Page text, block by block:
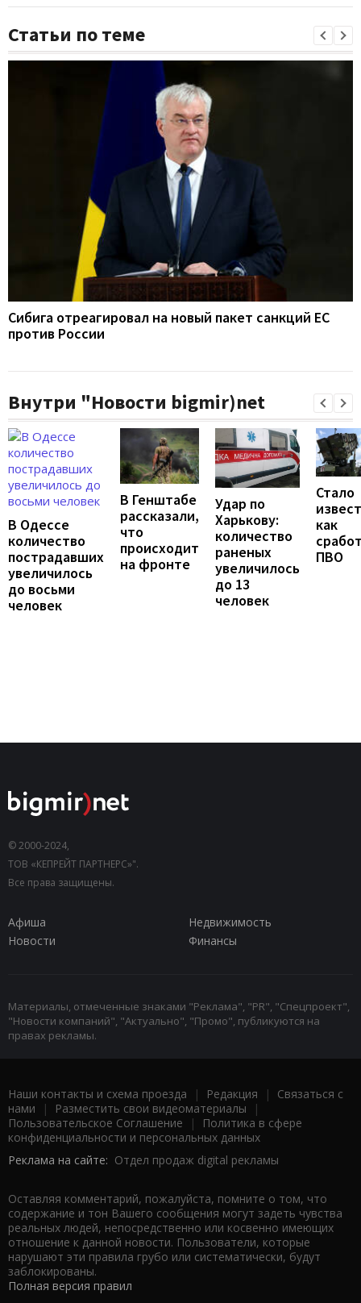
Статьи по теме
Сибига отреагировал на новый пакет санкций ЕС
против России
Внутри "Новости bigmir)net
В Одессе
количество
пострадавших
увеличилось
до восьми
человек
В Генштабе
рассказали,
что
происходит
на фронте
Удар по
Харькову:
количество
раненых
увеличилось
до 13
человек
Стало
как
ПВО
© 2000-2024,
ТОВ «КЕПРЕЙТ ПАРТНЕРС»".
Все права защищены.
Афиша
Недвижимость
Новости
Финансы
Материалы, отмеченные знаками "Реклама", "PR", "Спецпроект",
"Новости компаний", "Актуально", "Промо", публикуются на
правах рекламы.
Наши контакты и схема проезда | Редакция | Связаться с
нами | Разместить свои видеоматериалы |
Пользовательское Соглашение |
Политика в сфере
конфиденциальности и персональных данных
Реклама на сайте: Отдел продаж digital рекламы
Оставляя комментарий, пожалуйста, помните о том, что
содержание и тон Вашего сообщения могут задеть чувства
реальных людей, непосредственно или косвенно имеющих
отношение к данной новости. Пользователи, которые
нарушают эти правила грубо или систематически, будут
заблокированы.
Полная версия правил